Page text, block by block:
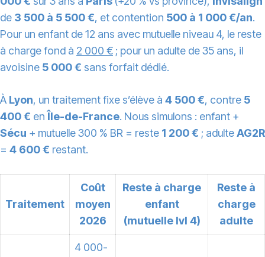
de 3 500 à 5 500 €, et contention 500 à 1 000 €/an.
Pour un enfant de 12 ans avec mutuelle niveau 4, le reste
à charge fond à 2 000 € ; pour un adulte de 35 ans, il
avoisine 5 000 € sans forfait dédié.
À Lyon, un traitement fixe s’élève à 4 500 €, contre 5
400 € en Île-de-France. Nous simulons : enfant +
Sécu + mutuelle 300 % BR = reste 1 200 € ; adulteAG2R
= 4 600 € restant.
Traitement
Coût
moyen
2026
Reste à charge
enfant
(mutuelle lvl 4)
Reste à
charge
adulte
4 000-